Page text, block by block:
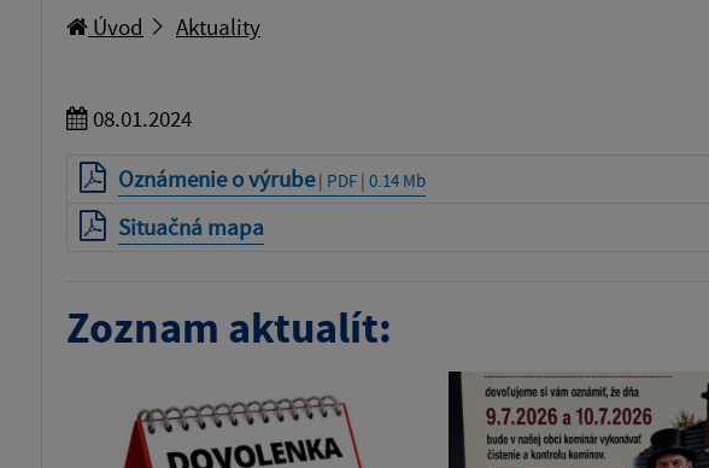
Úvod Aktuality
08.01.2024
Oznámenie o výrube| PDF | 0.14 Mb
Situačná mapa
Zoznam aktualít: